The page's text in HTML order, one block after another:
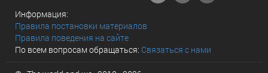
Информация:
Правила постановки материалов
Правила поведения на сайте
По всем вопросам обращаться: Связаться с нами